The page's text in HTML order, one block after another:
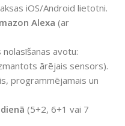
iOS/Android lietotni.
Alexa (ar
avotu:
ārējais sensors).
programmējamais un
(5+2, 6+1 vai 7